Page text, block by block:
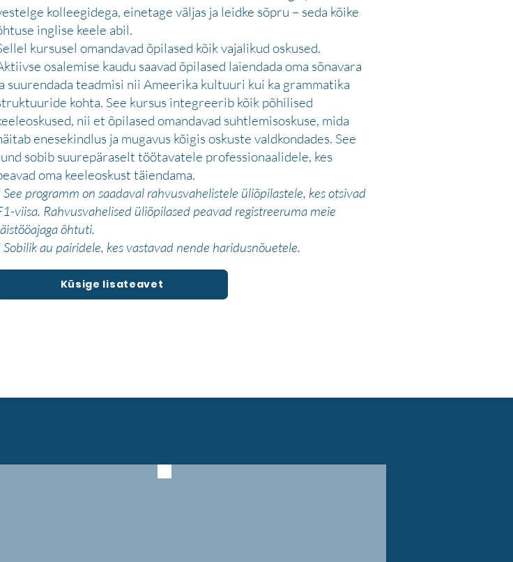
kolleegidega, einetage väljas ja leidke sõpru – seda kõike
inglise keele abil.
kursusel omandavad õpilased kõik vajalikud oskused.
osalemise kaudu saavad õpilased laiendada oma sõnavara
suurendada teadmisi nii Ameerika kultuuri kui ka grammatika
kohta. See kursus integreerib kõik põhilised
nii et õpilased omandavad suhtlemisoskuse, mida
enesekindlus ja mugavus kõigis oskuste valdkondades. See
sobib suurepäraselt töötavatele professionaalidele, kes
oma keeleoskust täiendama.
See programm on saadaval rahvusvahelistele üliõpilastele, kes otsivad
viisa. Rahvusvahelised üliõpilased peavad registreeruma meie
õhtuti.
Sobilik au pairidele, kes vastavad nende haridusnõuetele.
Küsige lisateavet